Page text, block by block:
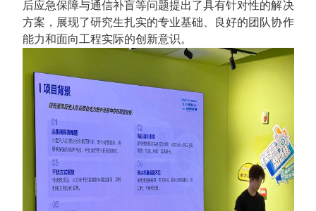
后应急保障与通信补盲等问题提出了具有针对性的解决
方案，展现了研究生扎实的专业基础、良好的团队协作
能力和面向工程实际的创新意识。